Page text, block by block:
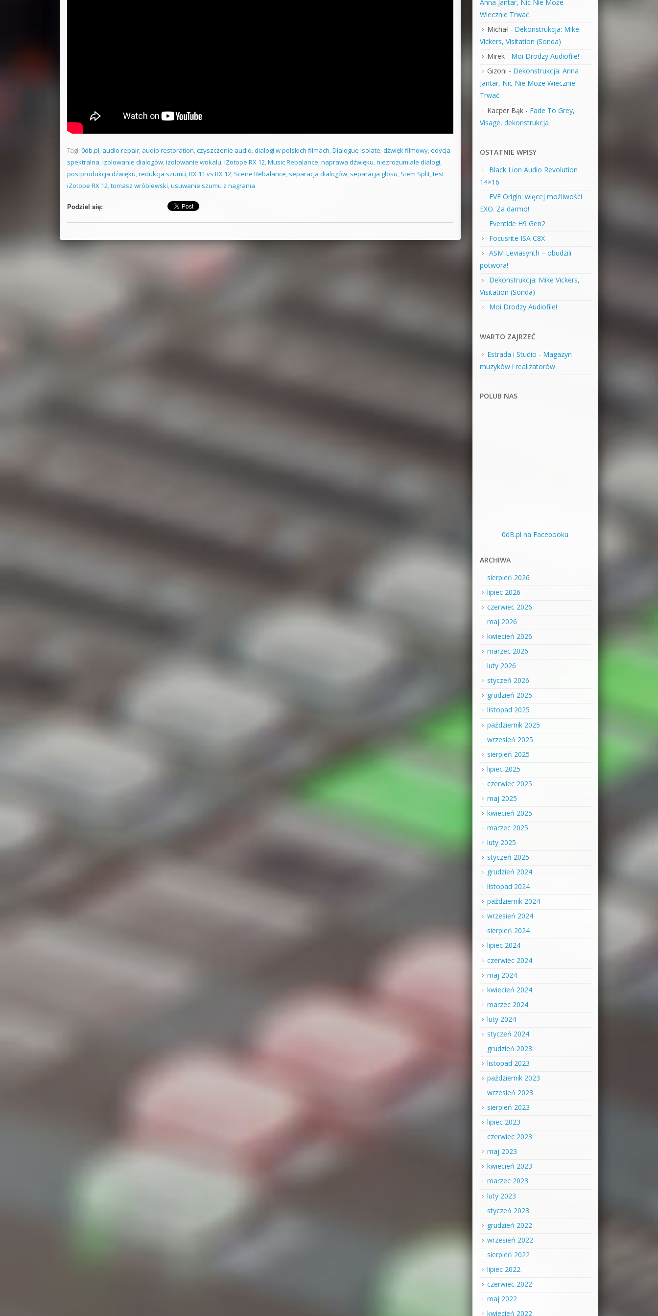
Tagi: 0db.pl, audio repair, audio restoration, czyszczenie audio, dialogi w polskich filmach, Dialogue Isolate, dźwięk filmowy, edycja
spektralna, izolowanie dialogów, izolowanie wokalu, iZotope RX 12, Music Rebalance, naprawa dźwięku, niezrozumiałe dialogi,
postprodukcja dźwięku, redukcja szumu, RX 11 vs RX 12, Scene Rebalance, separacja dialogów, separacja głosu, Stem Split, test
iZotope RX 12, tomasz wróblewski, usuwanie szumu z nagrania
Podziel się:
Anna Jantar, Nic Nie Może
Wiecznie Trwać
Michał- Dekonstrukcja: Mike
Vickers, Visitation (Sonda)
Mirek- Moi Drodzy Audiofile!
Gizoni - Dekonstrukcja: Anna
Jantar, Nic Nie Może Wiecznie
Trwać
Kacper Bąk- Fade To Grey,
Visage, dekonstrukcja
OSTATNIE WPISY
Black Lion Audio Revolution
14×16
EVE Origin: więcej możliwości
EXO. Za darmo!
Eventide H9 Gen2
Focusrite ISA C8X
ASM Leviasynth – obudzili
potwora!
Dekonstrukcja: Mike Vickers,
Visitation (Sonda)
Moi Drodzy Audiofile!
WARTO ZAJRZEĆ
Estrada i Studio - Magazyn
muzyków i realizatorów
POLUB NAS
0dB.pl na Facebooku
ARCHIWA
sierpień 2026
lipiec 2026
czerwiec 2026
maj 2026
kwiecień 2026
marzec 2026
luty 2026
styczeń 2026
grudzień 2025
listopad 2025
październik 2025
wrzesień 2025
sierpień 2025
lipiec 2025
czerwiec 2025
maj 2025
kwiecień 2025
marzec 2025
luty 2025
styczeń 2025
grudzień 2024
listopad 2024
październik 2024
wrzesień 2024
sierpień 2024
lipiec 2024
czerwiec 2024
maj 2024
kwiecień 2024
marzec 2024
luty 2024
styczeń 2024
grudzień 2023
listopad 2023
październik 2023
wrzesień 2023
sierpień 2023
lipiec 2023
czerwiec 2023
maj 2023
kwiecień 2023
marzec 2023
luty 2023
styczeń 2023
grudzień 2022
wrzesień 2022
sierpień 2022
lipiec 2022
czerwiec 2022
maj 2022
kwiecień 2022